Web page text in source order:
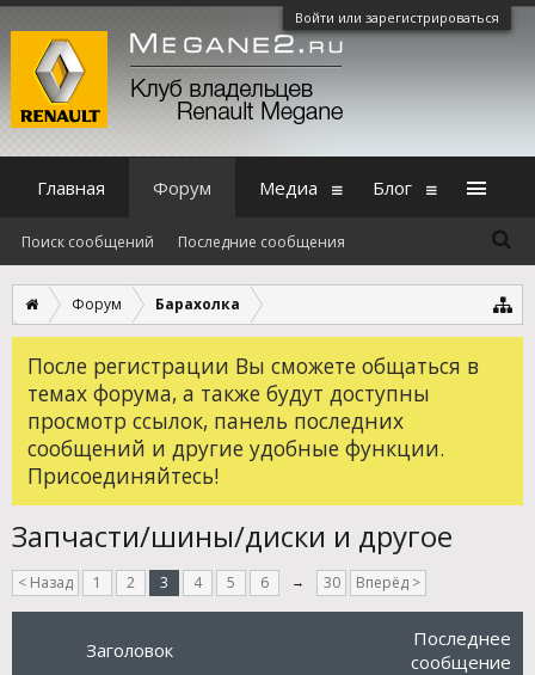
Войти или зарегистрироваться
Форум Барахолка
После регистрации Вы сможете общаться в
темах форума, а также будут доступны
просмотр ссылок, панель последних
сообщений и другие удобные функции.
Присоединяйтесь!
Запчасти/шины/диски и другое
< Назад 1 2 3 4 5 6 → 30 Вперёд >
Заголовок
Последнее
сообщение
Главная Форум
Поиск сообщений Последние сообщения
Медиа Блог